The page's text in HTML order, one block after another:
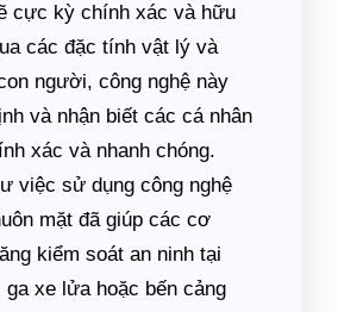
cực kỳ chính xác và hữu
các đặc tính vật lý và
người, công nghệ này
và nhận biết các cá nhân
xác và nhanh chóng.
việc sử dụng công nghệ
mặt đã giúp các cơ
kiểm soát an ninh tại
ga xe lửa hoặc bến cảng